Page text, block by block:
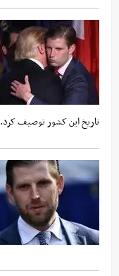
تاریخ این کشور توصیف کرد.